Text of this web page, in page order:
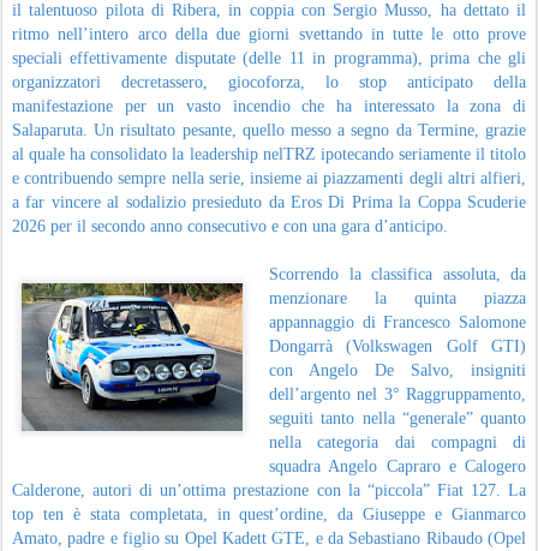
il talentuoso pilota di Ribera, in coppia con Sergio Musso, ha dettato il
ritmo nell’intero arco della due giorni svettando in tutte le otto prove
speciali effettivamente disputate (delle 11 in programma), prima che gli
organizzatori decretassero, giocoforza, lo stop anticipato della
manifestazione per un vasto incendio che ha interessato la zona di
Salaparuta. Un risultato pesante, quello messo a segno da Termine, grazie
al quale ha consolidato la leadership nelTRZ ipotecando seriamente il titolo
e contribuendo sempre nella serie, insieme ai piazzamenti degli altri alfieri,
a far vincere al sodalizio presieduto da Eros Di Prima la Coppa Scuderie
2026 per il secondo anno consecutivo e con una gara d’anticipo.
Scorrendo la classifica assoluta, da
menzionare la quinta piazza
appannaggio di Francesco Salomone
Dongarrà (Volkswagen Golf GTI)
con Angelo De Salvo, insigniti
dell’argento nel 3° Raggruppamento,
seguiti tanto nella “generale” quanto
nella categoria dai compagni di
squadra Angelo Capraro e Calogero
Calderone, autori di un’ottima prestazione con la “piccola” Fiat 127. La
top ten è stata completata, in quest’ordine, da Giuseppe e Gianmarco
Amato, padre e figlio su Opel Kadett GTE, e da Sebastiano Ribaudo (Opel